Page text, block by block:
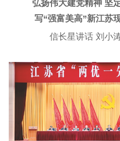
信息公开年度报
告
理论武
理论学习 宣传
哲学
弘扬伟大建党精神 坚定
写“强富美高”新江苏
信长星讲话 刘小涛